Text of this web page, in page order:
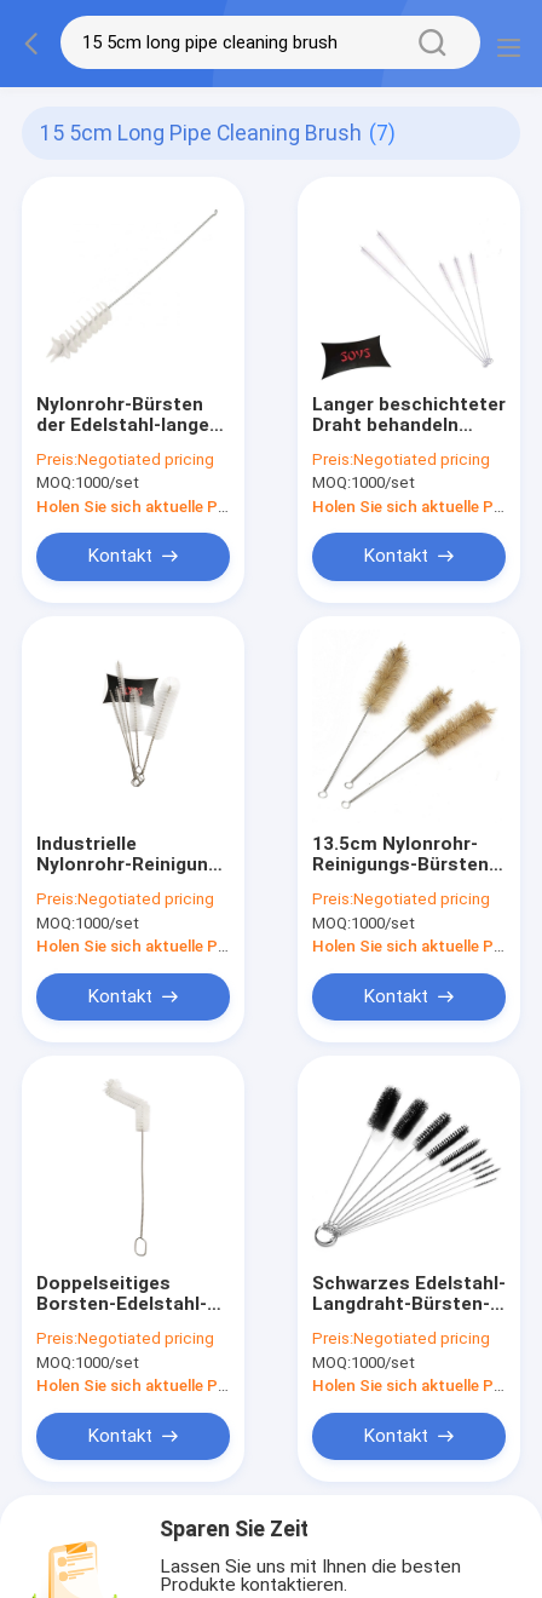
15 5cm Long Pipe Cleaning Brush (7)
Nylonrohr-Bürsten
der Edelstahl-lange
Bürsten-15.5cm
Preis:Negotiated pricing
MOQ:1000/set
Kontakt
Langer beschichteter
Draht behandeln
Bürsten der Rohr-
Reinigungs-Bürsten-
16cm
Preis:Negotiated pricing
MOQ:1000/set
Kontakt
Industrielle
Nylonrohr-Reinigung
304 Edelstahl Eco
15.5cm
Preis:Negotiated pricing
MOQ:1000/set
Kontakt
13.5cm Nylonrohr-
Reinigungs-Bürsten-
Edelstahl
Preis:Negotiated pricing
MOQ:1000/set
Kontakt
Doppelseitiges
Borsten-Edelstahl-
für Haushalts-
Reinigung
Preis:Negotiated pricing
MOQ:1000/set
Holen Sie sich aktuelle Preis
Kontakt
Schwarzes Edelstahl-
Langdraht-Bürsten-
Baumwollnylon
20.5cm
Preis:Negotiated pricing
MOQ:1000/set
Holen Sie sich aktuelle Preis
Kontakt
Sparen Sie Zeit
Lassen Sie uns mit Ihnen die besten
Produkte kontaktieren.